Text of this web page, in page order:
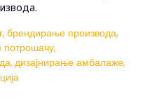
брендирање производа,
потрошачу,
дизајнирање амбалаже,